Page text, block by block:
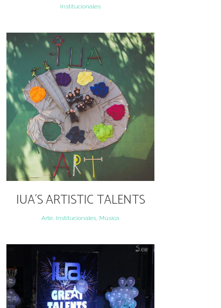
Institucionales
IUA´S ARTISTIC TALENTS
Arte, Institucionales, Música